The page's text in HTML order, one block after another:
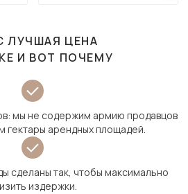
ЛУЧШАЯ ЦЕНА
И ВОТ ПОЧЕМУ
мы не содержим армию продавцов
гектары арендных площадей.
сделаны так, чтобы максимально
издержки.